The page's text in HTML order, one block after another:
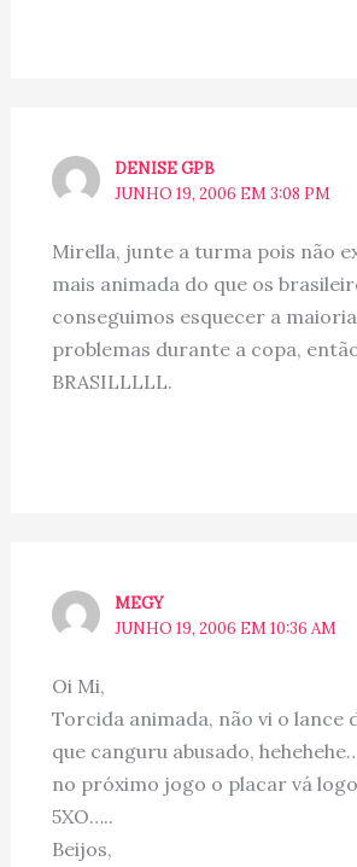
DENISE GPB
JUNHO 19, 2006 EM 3:08 PM
Mirella, junte a turma pois não
mais animada do que os
conseguimos esquecer a
problemas durante a copa,
BRASILLLLL.
MEGY
JUNHO 19, 2006 EM 10:36 AM
Oi Mi,
Torcida animada, não vi o lance
que canguru abusado,
no próximo jogo o placar vá
5XO…..
Beijos,